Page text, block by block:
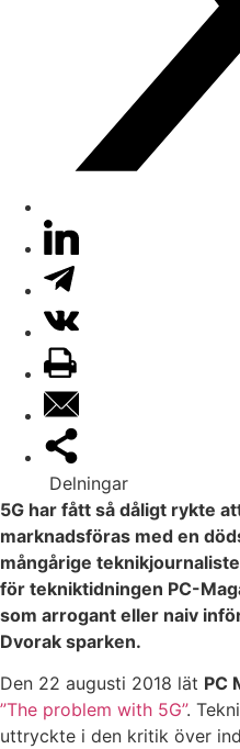
Delningar
5G har fått så dåligt rykte
marknadsföras med en
mångårige
för tekniktidningen PC-
som arrogant eller naiv
Dvorak sparken.
Den 22 augusti 2018 lät PC
”The problem with 5G”.
uttryckte i den kritik över